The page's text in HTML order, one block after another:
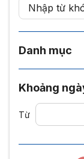
Danh mục
Khoảng
Từ